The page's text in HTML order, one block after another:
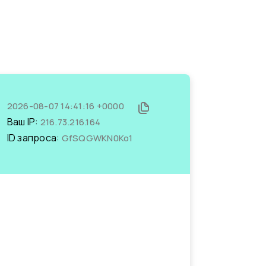
2026-08-07 14:41:16 +0000
Ваш IP: 216.73.216.164
ID запроса: GfSQGWKN0Ko1